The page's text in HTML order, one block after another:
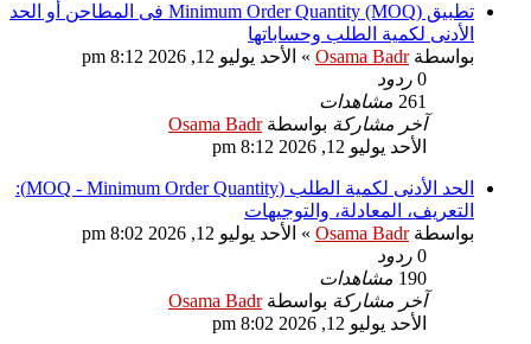
تطبيق Minimum Order Quantity (MOQ) فى المطاحن أو الحد
الأدنى لكمية الطلب وحساباتها
بواسطةOsama Badr
» الأحد يوليو 12, 2026 8:12 pm
0 ردود
261 مشاهدات
آخر مشاركة بواسطةOsama Badr
الأحد يوليو 12, 2026 8:12 pm
الحد الأدنى لكمية الطلب (MOQ - Minimum Order Quantity):
التعريف، المعادلة، والتوجيهات
بواسطةOsama Badr
» الأحد يوليو 12, 2026 8:02 pm
0 ردود
190 مشاهدات
آخر مشاركة بواسطةOsama Badr
الأحد يوليو 12, 2026 8:02 pm